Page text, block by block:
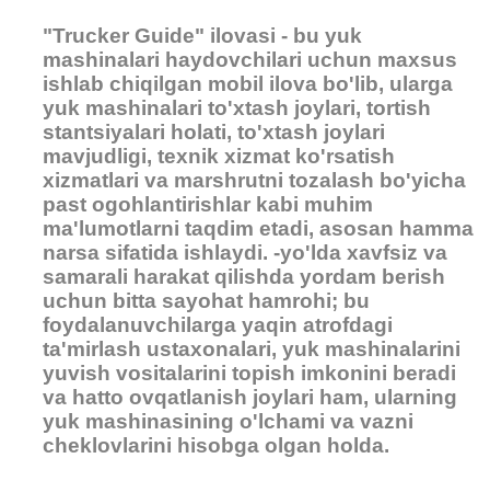
"Trucker Guide" ilovasi - bu yuk
mashinalari haydovchilari uchun maxsus
ishlab chiqilgan mobil ilova bo'lib, ularga
yuk mashinalari to'xtash joylari, tortish
stantsiyalari holati, to'xtash joylari
mavjudligi, texnik xizmat ko'rsatish
xizmatlari va marshrutni tozalash bo'yicha
past ogohlantirishlar kabi muhim
ma'lumotlarni taqdim etadi, asosan hamma
narsa sifatida ishlaydi. -yo'lda xavfsiz va
samarali harakat qilishda yordam berish
uchun bitta sayohat hamrohi; bu
foydalanuvchilarga yaqin atrofdagi
ta'mirlash ustaxonalari, yuk mashinalarini
yuvish vositalarini topish imkonini beradi
va hatto ovqatlanish joylari ham, ularning
yuk mashinasining o'lchami va vazni
cheklovlarini hisobga olgan holda.